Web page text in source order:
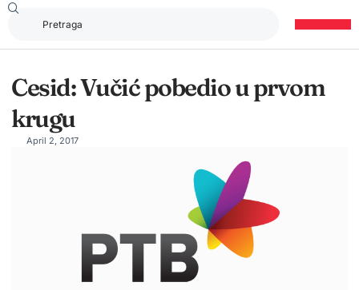
Cesid: Vučić pobedio u prvom
krugu
April 2, 2017